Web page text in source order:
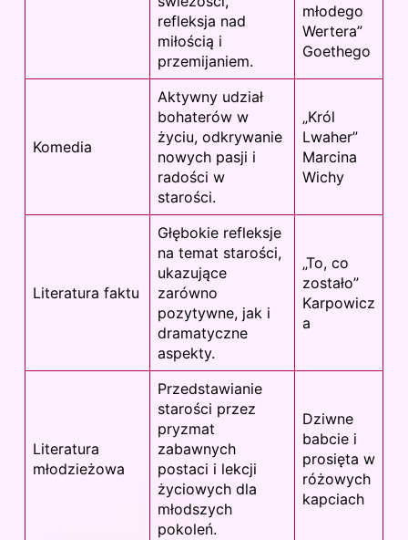
refleksja nad
miłością i
przemijaniem.
młodego
Wertera”
Goethego
Komedia
Aktywny udział
bohaterów w
życiu, odkrywanie
nowych pasji i
radości w
starości.
„Król
Lwaher”
Marcina
Wichy
Literatura faktu
Głębokie refleksje
na temat starości,
ukazujące
zarówno
pozytywne, jak i
dramatyczne
aspekty.
„To, co
zostało”
Karpowicz
a
Literatura
młodzieżowa
Przedstawianie
starości przez
pryzmat
zabawnych
postaci i lekcji
życiowych dla
młodszych
pokoleń.
Dziwne
babcie i
prosięta w
różowych
kapciach